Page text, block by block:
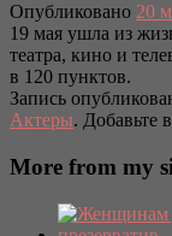
Опубликовано 20
19 мая ушла из
театра, кино и
в 120 пунктов.
Запись
Актеры. Добавьте
More from my